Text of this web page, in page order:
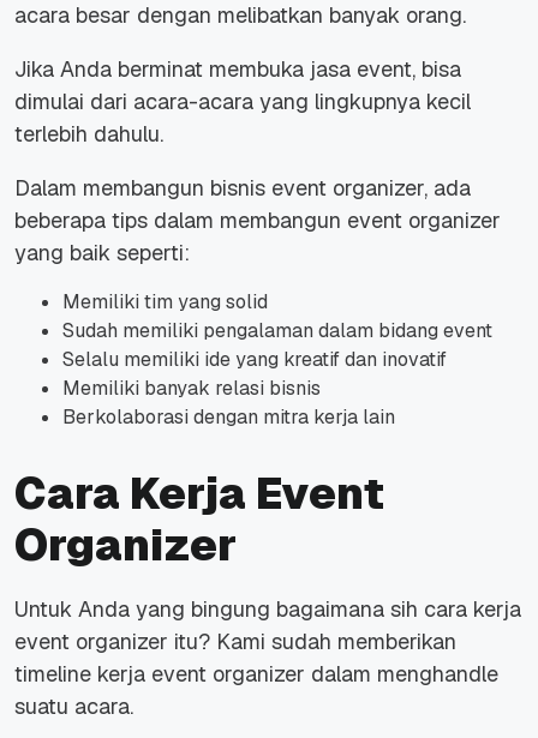
acara besar dengan melibatkan banyak orang.
Jika Anda berminat membuka jasa event, bisa
dimulai dari acara-acara yang lingkupnya kecil
terlebih dahulu.
Dalam membangun bisnis event organizer, ada
beberapa tips dalam membangun event organizer
yang baik seperti:
Memiliki tim yang solid
Sudah memiliki pengalaman dalam bidang event
Selalu memiliki ide yang kreatif dan inovatif
Memiliki banyak relasi bisnis
Berkolaborasi dengan mitra kerja lain
Cara Kerja Event
Organizer
Untuk Anda yang bingung bagaimana sih cara kerja
event organizer itu? Kami sudah memberikan
timeline kerja event organizer dalam menghandle
suatu acara.